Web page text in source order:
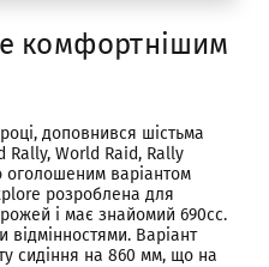
комфортнішим
доповнився шістьма
Rally, World Raid, Rally
варіантом
розроблена для
і має знайомий 690cc.
відмінностями. Варіант
сидіння на 860 мм, що на